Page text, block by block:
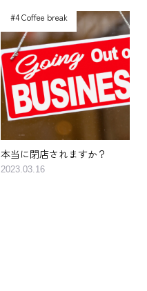
#4 Coffee break
本当に閉店されますか？
2023.03.16